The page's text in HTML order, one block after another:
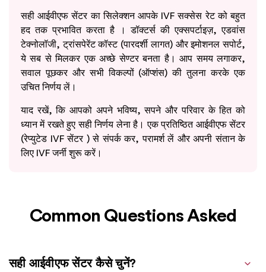
सही आईवीएफ सेंटर का सिलेक्शन आपके IVF सक्सेस रेट को बहुत
हद तक प्रभावित करता है । डॉक्टर्स की एक्सपर्टाइज़, एडवांस
टेक्नोलॉजी, ट्रांसपेरेंट कॉस्ट (पारदर्शी लागत) और इमोशनल सपोर्ट,
ये सब से मिलकर एक अच्छे सेण्टर बनता है। आप समय लगाकर,
सवाल पूछकर और सभी विकल्पों (ऑप्शंस) की तुलना करके एक
उचित निर्णय लें।
याद रखें, कि आपको अपने भविष्य, सपने और परिवार के हित को
ध्यान में रखते हुए सही निर्णय लेना है। एक प्रतिष्ठित आईवीएफ सेंटर
(रेप्युटेड IVF सेंटर ) से संपर्क कर, परामर्श लें और अपनी संतान के
लिए IVF जर्नी शुरू करें।
Common Questions Asked
सही आईवीएफ सेंटर कैसे चुनें?